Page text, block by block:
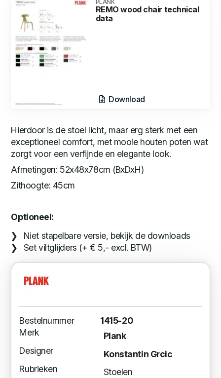
PLANK
REMO wood chair technical
data
Download
Hierdoor is de stoel licht, maar erg sterk met een
exceptioneel comfort, met mooie houten poten wat
zorgt voor een verfijnde en elegante look.
Afmetingen: 52x48x78cm (BxDxH)
Zithoogte: 45cm
Optioneel:
Niet stapelbare versie, bekijk de downloads
Set viltglijders (+ € 5,- excl. BTW)
Bestelnummer
1415-20
Merk
Plank
Designer
Konstantin Grcic
Rubrieken
Stoelen